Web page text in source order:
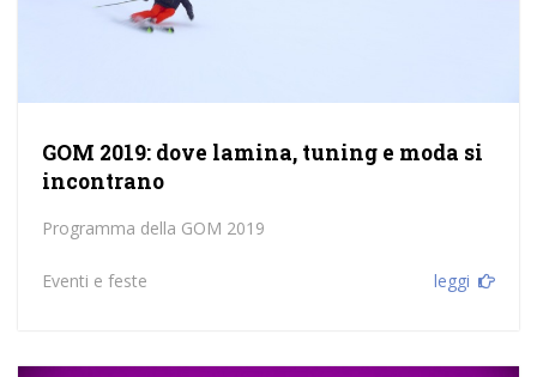
GOM 2019: dove lamina, tuning e moda si
incontrano
Programma della GOM 2019
Eventi e feste leggi